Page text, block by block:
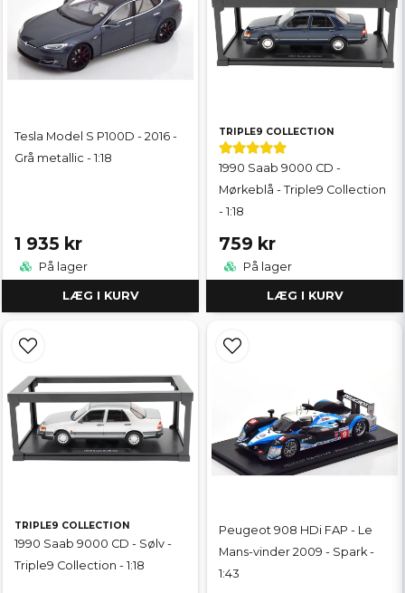
Tesla Model S P100D - 2016 -
Grå metallic - 1:18
1 935 kr
På lager
LÆG I KURV
TRIPLE9 COLLECTION
1990 Saab 9000 CD -
Mørkeblå - Triple9 Collection
- 1:18
759 kr
På lager
LÆG I KURV
TRIPLE9 COLLECTION
1990 Saab 9000 CD - Sølv -
Triple9 Collection - 1:18
Peugeot 908 HDi FAP - Le
Mans-vinder 2009 - Spark -
1:43